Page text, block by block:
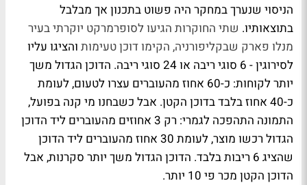
הניסוי שנערך במחקר היה פשוט בתכנון אך מבלבל
בתוצאותיו. שתי החוקרות הגיעו לסופרמרקט יוקרתי בעיר
מנלו פארק שבקליפורניה, הקימו דוכן טעימות והציגו עליו
לסירוגין - 6 סוגי ריבה או 24 סוגי ריבה. הדוכן הגדול משך
יותר לקוחות: כ-60 אחוז מהעוברים עצרו לטעום, לעומת
כ-40 אחוז בלבד בדוכן הקטן. אבל כשבחנו מי קנה בפועל,
התמונה התהפכה לגמרי: רק 3 אחוזים מהעוברים ליד הדוכן
הגדול רכשו מוצר, לעומת 30 אחוז מהעוברים ליד הדוכן
שהציג 6 ריבות בלבד. הדוכן הגדול משך יותר סקרנות, אבל
הדוכן הקטן מכר פי 10 יותר.